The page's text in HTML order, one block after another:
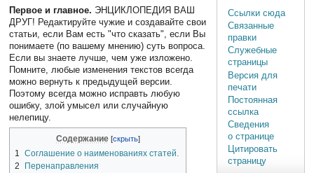
Первое и главное. ЭНЦИКЛОПЕДИЯ ВАШ
ДРУГ! Редактируйте чужие и создавайте свои
статьи, если Вам есть "что сказать", если Вы
понимаете (по вашему мнению) суть вопроса.
Если вы знаете лучше, чем уже изложено.
Помните, любые изменения текстов всегда
можно вернуть к предыдущей версии.
Поэтому всегда можно исправть любую
ошибку, злой умысел или случайную
нелепицу.
Содержание
1
Соглашение о наименованиях статей.
2
Перенаправления
Ссылки сюда
Связанные
правки
Служебные
страницы
Версия для
печати
Постоянная
ссылка
Сведения
о странице
Цитировать
страницу